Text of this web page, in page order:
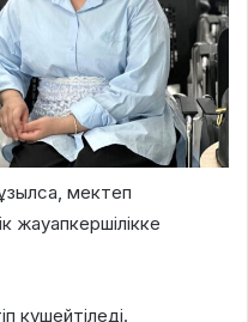
мектеп
жауапкершілікке
күшейтіледі.